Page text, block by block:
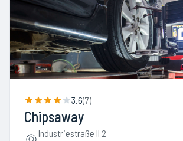
3.6(7)
Chipsaway
Industriestraße II 2